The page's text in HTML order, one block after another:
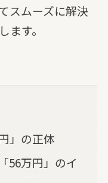
スムーズに解決
ます。
」の正体
56万円」のイ